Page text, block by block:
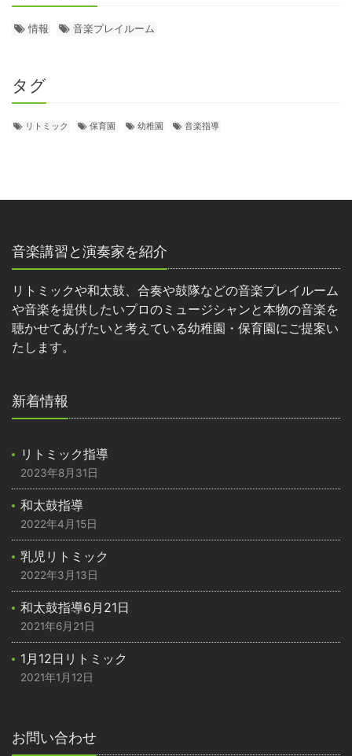
情報 音楽プレイルーム
タグ
リトミック 保育園 幼稚園 音楽指導
音楽講習と演奏家を紹介
リトミックや和太鼓、合奏や鼓隊などの音楽プレイルーム
や音楽を提供したいプロのミュージシャンと本物の音楽を
聴かせてあげたいと考えている幼稚園・保育園にご提案い
たします。
新着情報
リトミック指導
2023年8月31日
和太鼓指導
2022年4月15日
乳児リトミック
2022年3月13日
和太鼓指導6月21日
2021年6月21日
1月12日リトミック
2021年1月12日
お問い合わせ